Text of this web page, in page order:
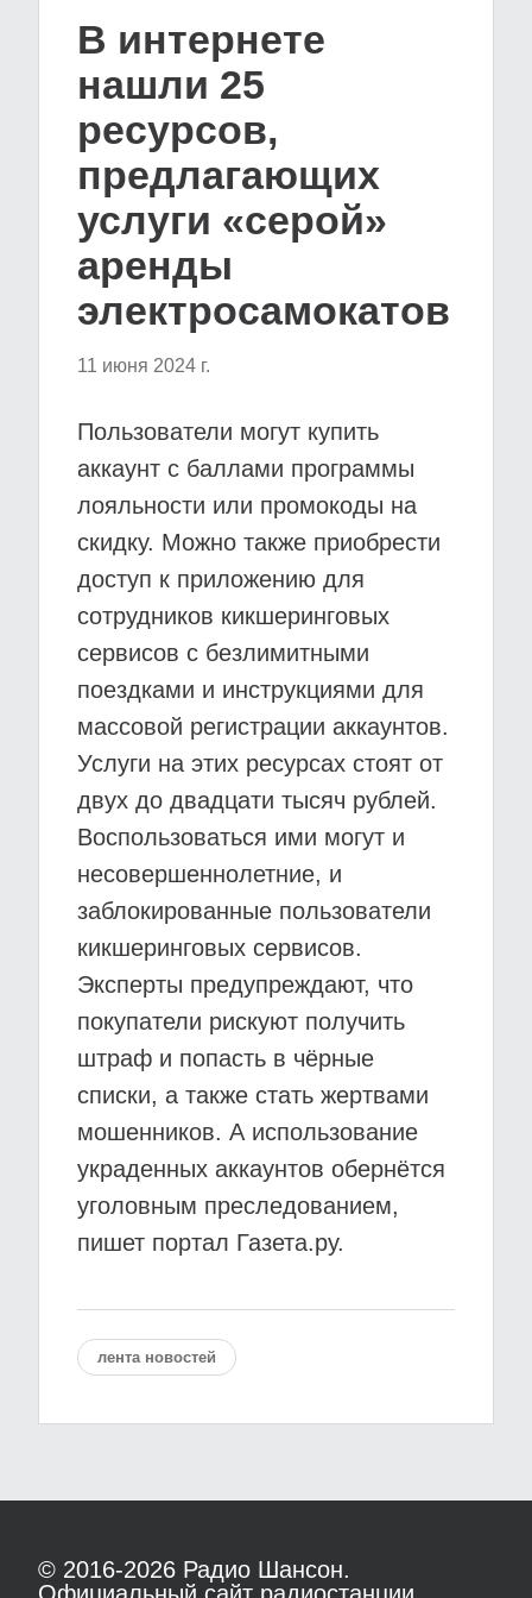
В интернете
нашли 25
ресурсов,
предлагающих
услуги «серой»
аренды
электросамокатов
11 июня 2024 г.
Пользователи могут купить
аккаунт с баллами программы
лояльности или промокоды на
скидку. Можно также приобрести
доступ к приложению для
сотрудников кикшеринговых
сервисов с безлимитными
поездками и инструкциями для
массовой регистрации аккаунтов.
Услуги на этих ресурсах стоят от
двух до двадцати тысяч рублей.
Воспользоваться ими могут и
несовершеннолетние, и
заблокированные пользователи
кикшеринговых сервисов.
Эксперты предупреждают, что
покупатели рискуют получить
штраф и попасть в чёрные
списки, а также стать жертвами
мошенников. А использование
украденных аккаунтов обернётся
уголовным преследованием,
пишет портал Газета.ру.
лента новостей
© 2016-2026 Радио Шансон.